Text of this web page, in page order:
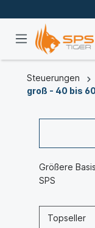
Steuerungen
groß - 40 bis
Größere
SPS